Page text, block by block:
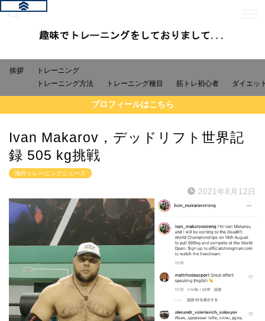
挨拶
トレーニング
トレーニング方法
トレーニング種目 筋トレ初心者 ダイエッ
プロフィールはこちら
Ivan Makarov，デッドリフト世界記
録 505 kg挑戦
海外トレーニングニュース
2021年8月12日